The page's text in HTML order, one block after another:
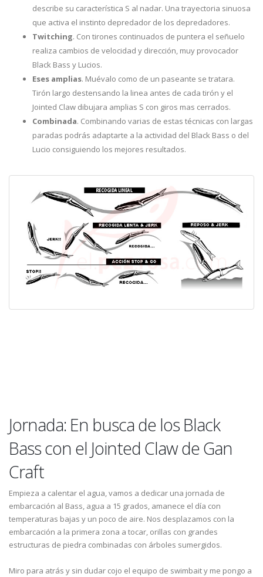
describe su característica S al nadar. Una trayectoria sinuosa
que activa el instinto depredador de los depredadores.
Twitching. Con tirones continuados de puntera el señuelo
realiza cambios de velocidad y dirección, muy provocador
Black Bass y Lucios.
Eses amplias. Muévalo como de un paseante se tratara.
Tirón largo destensando la linea antes de cada tirón y el
Jointed Claw dibujara amplias S con giros mas cerrados.
Combinada. Combinando varias de estas técnicas con largas
paradas podrás adaptarte a la actividad del Black Bass o del
Lucio consiguiendo los mejores resultados.
Jornada: En busca de los Black
Bass con el Jointed Claw de Gan
Craft
Empieza a calentar el agua, vamos a dedicar una jornada de
embarcación al Bass, agua a 15 grados, amanece el día con
temperaturas bajas y un poco de aire. Nos desplazamos con la
embarcación a la primera zona a tocar, orillas con grandes
estructuras de piedra combinadas con árboles sumergidos.
Miro para atrás y sin dudar cojo el equipo de swimbait y me pongo a